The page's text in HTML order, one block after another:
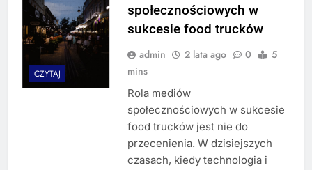
CZYTAJ
społecznościowych w
sukcesie food trucków
admin 2 lata ago 0
5
mins
Rola mediów
społecznościowych w sukcesie
food trucków jest nie do
przecenienia. W dzisiejszych
czasach, kiedy technologia i